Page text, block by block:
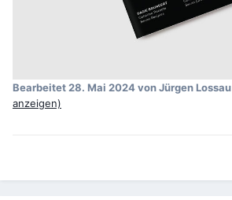
Bearbeitet28. Mai 2024von Jürgen Lossau
anzeigen)